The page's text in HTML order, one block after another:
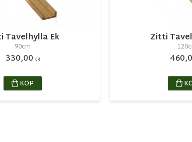
Tavelhylla Ek
90cm
330,00 KR
KÖP
Zitti